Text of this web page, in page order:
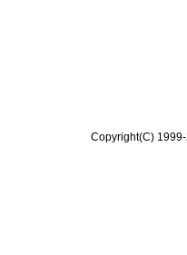
Copyright(C)